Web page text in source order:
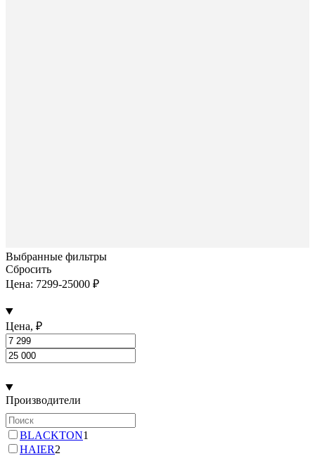
Выбранные фильтры
Сбросить
Цена: 7299-25000 ₽
Цена, ₽
Производители
BLACKTON1
HAIER2